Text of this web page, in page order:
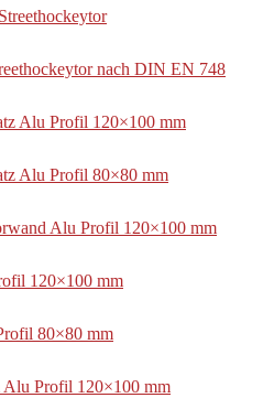
nach DIN EN 748
Alu Profil 120×100 mm
Alu Profil 80×80 mm
Alu Profil 120×100 mm
120×100 mm
80×80 mm
Alu Profil 120×100 mm